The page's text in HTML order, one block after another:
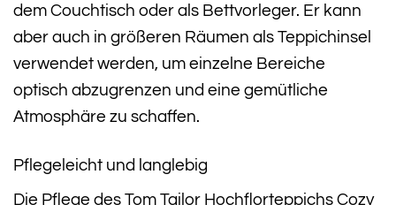
dem Couchtisch oder als Bettvorleger. Er kann
aber auch in größeren Räumen als Teppichinsel
verwendet werden, um einzelne Bereiche
optisch abzugrenzen und eine gemütliche
Atmosphäre zu schaffen.
Pflegeleicht und langlebig
Die Pflege des Tom Tailor Hochflorteppichs Cozy